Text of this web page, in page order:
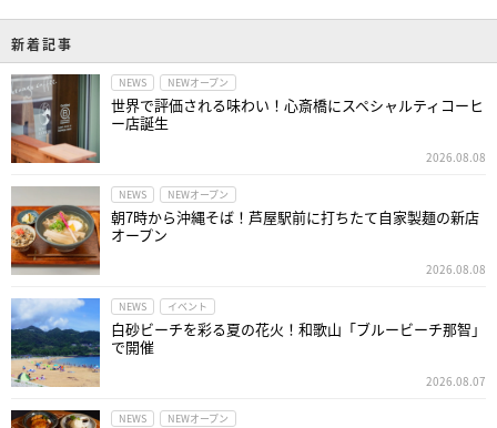
新着記事
NEWS NEWオープン
世界で評価される味わい！心斎橋にスペシャルティコーヒ
ー店誕生
2026.08.08
NEWS NEWオープン
朝7時から沖縄そば！芦屋駅前に打ちたて自家製麺の新店
オープン
2026.08.08
NEWS イベント
白砂ビーチを彩る夏の花火！和歌山「ブルービーチ那智」
で開催
2026.08.07
NEWS NEWオープン